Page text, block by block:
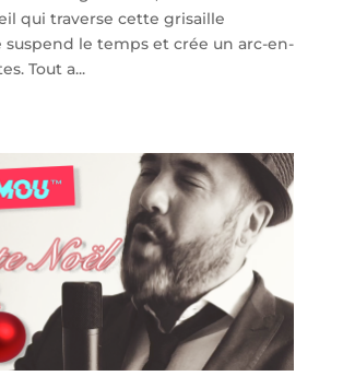
qui traverse cette grisaille
suspend le temps et crée un arc-en-
Tout a...